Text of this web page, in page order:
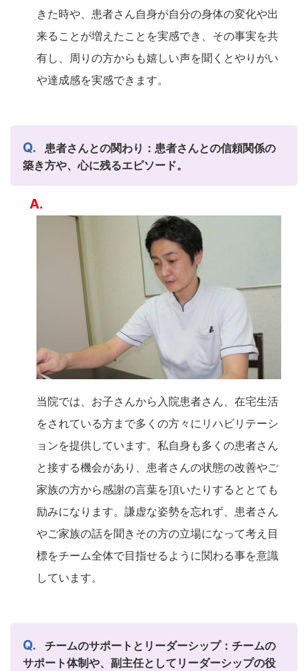
きた時や、患者さん自身が自分の身体の変化や出
来ることが増えたことを実感でき、その事実を共
有し、周りの方からも嬉しい声を聞くとやりがい
や達成感を実感できます。
患者さんとの関わり：患者さんとの信頼関係の
築き方や、心に残るエピソード。
当院では、お子さんから入院患者さん、在宅生活
をされている方まで多くの方々にリハビリテーシ
ョンを提供しています。私自身も多くの患者さん
と接する機会があり、患者さんの状態の改善やご
家族の方から感謝の言葉を頂いたりするととても
励みになります。謙虚な姿勢を忘れず、患者さん
やご家族の話を聞きその方の立場になって考え目
標をチーム全体で目指せるように関わる事を意識
しています。
チームのサポートとリーダーシップ：チームの
サポート体制や、副主任としてリーダーシップの役